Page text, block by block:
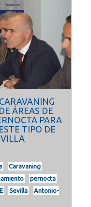
ÁREAS DE
PARA
TIPO DE
Caravaning
pernocta
Sevilla
Antonio-